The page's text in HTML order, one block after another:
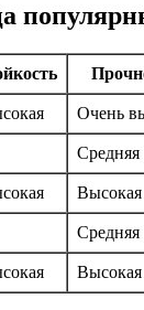
Очень
Средняя
Высокая
Средняя
Высокая